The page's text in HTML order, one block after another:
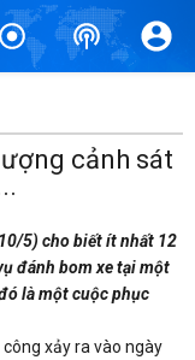
cảnh sát
5) cho biết ít nhất 12
đánh bom xe tại một
là một cuộc phục
xảy ra vào ngày